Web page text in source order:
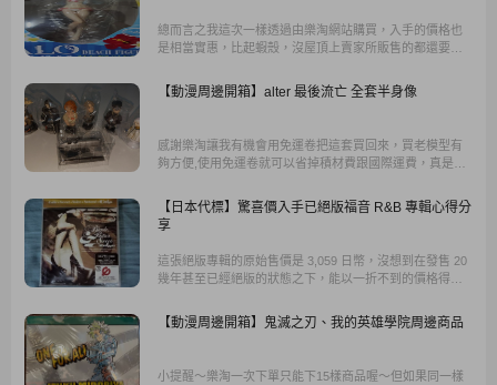
總而言之我這次一樣透過由樂淘網站購買，入手的價格也
是相當實惠，比起蝦殼，沒屋頂上賣家所販售的都還要便
價一下，由樂淘網站購買，是一個好選擇，客服也相當親
切呢!
【動漫周邊開箱】alter 最後流亡 全套半身像
感謝樂淘讓我有機會用免運卷把這套買回來，買老模型有
夠方便,使用免運卷就可以省掉積材費跟國際運費，真是棒
【日本代標】驚喜價入手已絕版福音 R&B 專輯心得分
享
這張絕版專輯的原始售價是 3,059 日幣，沒想到在發售 20
幾年甚至已經絕版的狀態之下，能以一折不到的價格得
金。
【動漫周邊開箱】鬼滅之刃、我的英雄學院周邊商品
小提醒～樂淘一次下單只能下15樣商品喔～但如果同一樣